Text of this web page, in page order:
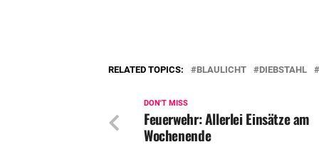
RELATED TOPICS: BLAULICHT DIEBSTAHL
DON'T MISS
Feuerwehr: Allerlei Einsätze am
Wochenende